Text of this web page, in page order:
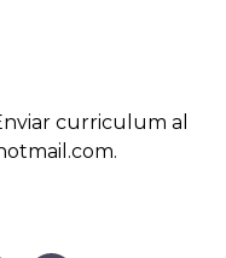
curriculum al